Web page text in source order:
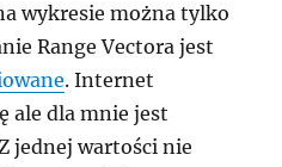
wykresie można tylko
Range Vectora jest
. Internet
ale dla mnie jest
jednej wartości nie